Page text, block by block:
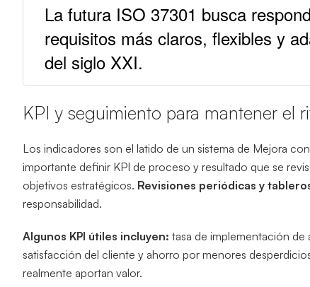
La futura ISO 37301 busca
requisitos más claros, flexibles y
del siglo XXI.
KPI y seguimiento para mantener el
Los indicadores son el latido de un sistema de Mejora
importante definir KPI de proceso y resultado que se
objetivos estratégicos. Revisiones periódicas y
responsabilidad.
Algunos KPI útiles incluyen: tasa de implementación
satisfacción del cliente y ahorro por menores
realmente aportan valor.